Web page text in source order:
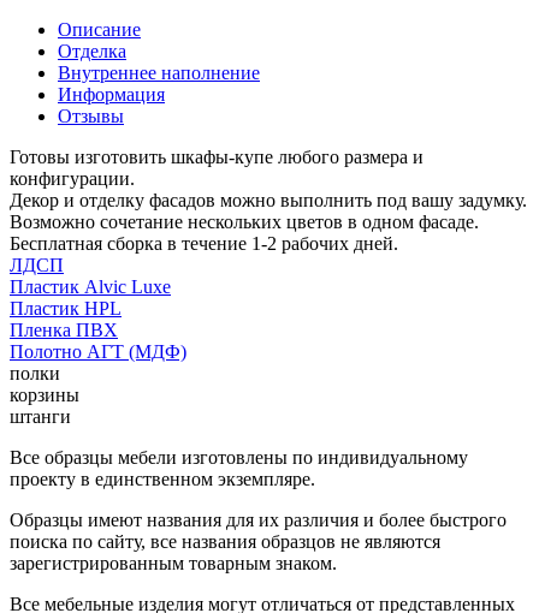
Описание
Отделка
Внутреннее наполнение
Информация
Отзывы
Готовы изготовить шкафы-купе любого размера и
конфигурации.
Декор и отделку фасадов можно выполнить под вашу задумку.
Возможно сочетание нескольких цветов в одном фасаде.
Бесплатная сборка в течение 1-2 рабочих дней.
ЛДСП
Пластик Alvic Luxe
Пластик HPL
Пленка ПВХ
Полотно АГТ (МДФ)
полки
корзины
штанги
Все образцы мебели изготовлены по индивидуальному
проекту в единственном экземпляре.
Образцы имеют названия для их различия и более быстрого
поиска по сайту, все названия образцов не являются
зарегистрированным товарным знаком.
Все мебельные изделия могут отличаться от представленных